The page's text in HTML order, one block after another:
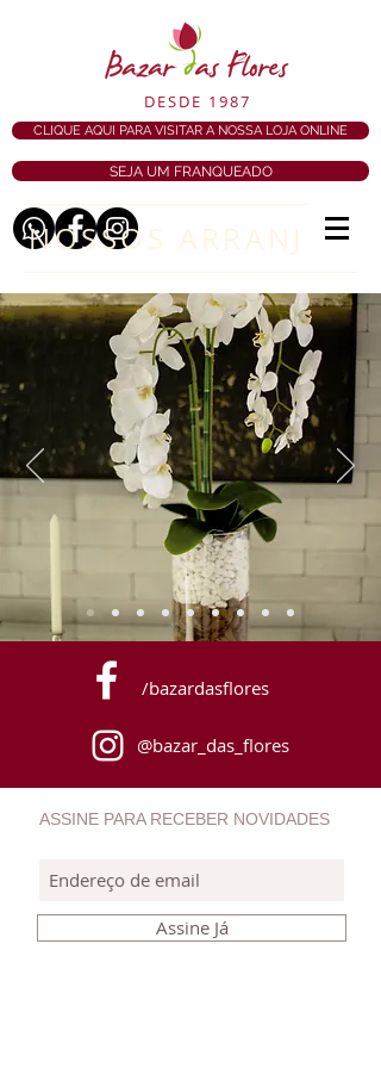
DESDE 1987
CLIQUE AQUI PARA VISITAR A NOSSA LOJA ONLINE
SEJA UM FRANQUEADO
NOSSOS ARRANJOS
/bazardasflores
@bazar_das_flores
ASSINE PARA RECEBER NOVIDADES
Assine Já